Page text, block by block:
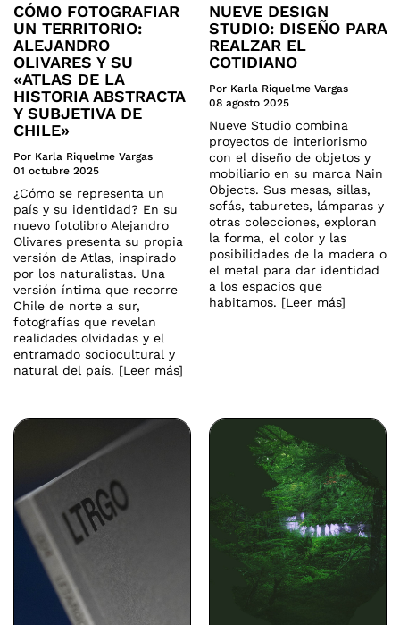
CÓMO FOTOGRAFIAR
UN TERRITORIO:
ALEJANDRO
OLIVARES Y SU
«ATLAS DE LA
HISTORIA ABSTRACTA
Y SUBJETIVA DE
CHILE»
Por Karla Riquelme Vargas
01 octubre 2025
¿Cómo se representa un
país y su identidad? En su
nuevo fotolibro Alejandro
Olivares presenta su propia
versión de Atlas, inspirado
por los naturalistas. Una
versión íntima que recorre
Chile de norte a sur,
fotografías que revelan
realidades olvidadas y el
entramado sociocultural y
natural del país. [Leer más]
NUEVE DESIGN
STUDIO: DISEÑO PARA
REALZAR EL
COTIDIANO
Por Karla Riquelme Vargas
08 agosto 2025
Nueve Studio combina
proyectos de interiorismo
con el diseño de objetos y
mobiliario en su marca Nain
Objects. Sus mesas, sillas,
sofás, taburetes, lámparas y
otras colecciones, exploran
la forma, el color y las
posibilidades de la madera o
el metal para dar identidad
a los espacios que
habitamos. [Leer más]